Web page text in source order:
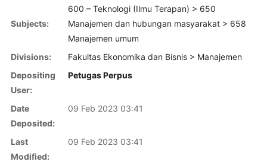
Subjects:
600 – Teknologi (Ilmu Terapan) > 650
Manajemen dan hubungan masyarakat > 658
Manajemen umum
Divisions:
Fakultas Ekonomika dan Bisnis > Manajemen
Depositing
User:
Petugas Perpus
Date
Deposited:
09 Feb 2023 03:41
Last
Modified:
09 Feb 2023 03:41